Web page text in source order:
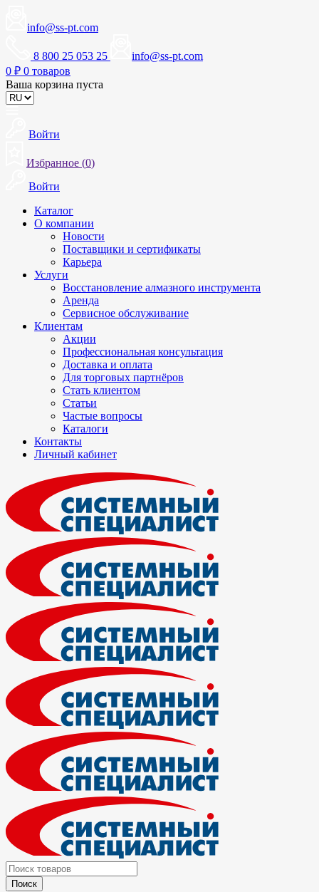
info@ss-pt.com
8 800 25 053 25
info@ss-pt.com
0 ₽ 0 товаров
Ваша корзина пуста
Войти
Избранное (0)
Войти
Каталог
О компании
Новости
Поставщики и сертификаты
Карьера
Услуги
Восстановление алмазного инструмента
Аренда
Сервисное обслуживание
Клиентам
Акции
Профессиональная консультация
Доставка и оплата
Для торговых партнёров
Стать клиентом
Статьи
Частые вопросы
Каталоги
Контакты
Личный кабинет